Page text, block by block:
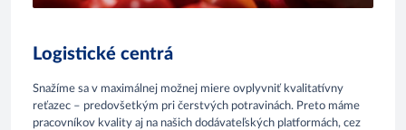
Logistické centrá
Snažíme sa v maximálnej možnej miere ovplyvniť kvalitatívny
reťazec – predovšetkým pri čerstvých potravinách. Preto máme
pracovníkov kvality aj na našich dodávateľských platformách, cez